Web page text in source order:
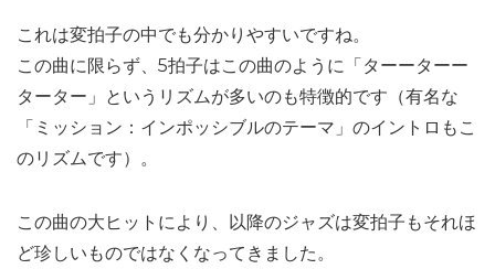
これは変拍子の中でも分かりやすいですね。
この曲に限らず、5拍子はこの曲のように「ターーターー
ターター」というリズムが多いのも特徴的です（有名な
「ミッション：インポッシブルのテーマ」のイントロもこ
のリズムです）。
この曲の大ヒットにより、以降のジャズは変拍子もそれほ
ど珍しいものではなくなってきました。